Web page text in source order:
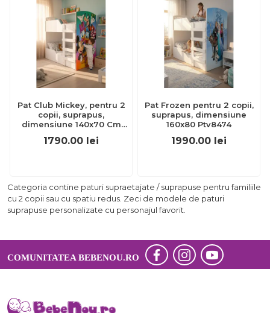
Pat Club Mickey, pentru 2
copii, suprapus,
dimensiune 140x70 Cm
1790.00 lei
Pat Frozen pentru 2 copii,
suprapus, dimensiune
160x80 Ptv8474
1990.00 lei
Categoria contine paturi supraetajate / suprapuse pentru familiile
cu 2 copii sau cu spatiu redus. Zeci de modele de paturi
suprapuse personalizate cu personajul favorit.
COMUNITATEA BEBENOU.RO